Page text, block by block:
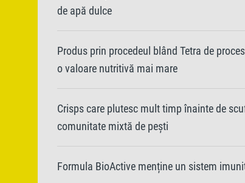
de apă dulce
Produs prin procedeul blând Tetra de
o valoare nutritivă mai mare
Crisps care plutesc mult timp înainte de
comunitate mixtă de pești
Formula BioActive menține un sistem